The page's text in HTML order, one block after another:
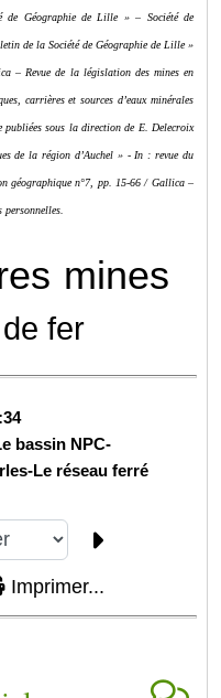
Géographie de Lille » – Société de
de la Société de Géographie de Lille »
– Revue de la législation des mines en
carrières et sources d’eaux minérales
publiées sous la direction de E. Delecroix
de la région d’Auchel » - In : revue du
géographique n°7, pp. 15-66 / Gallica –
mines
fer
bassin NPC-
Le réseau ferré
Imprimer...